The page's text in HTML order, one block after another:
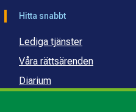
Hitta snabbt
Lediga tjänster
Våra rättsärenden
Diarium